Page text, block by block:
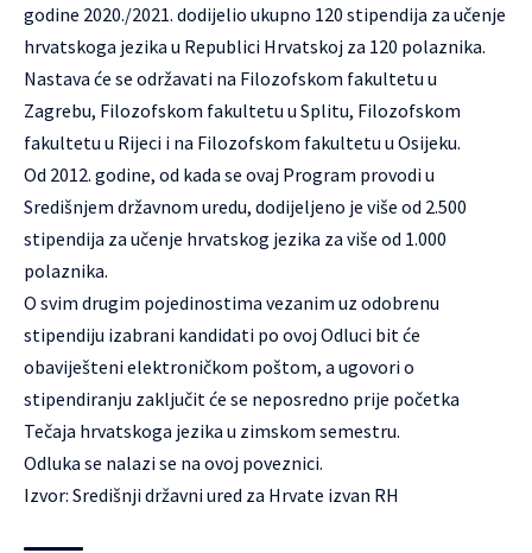
godine 2020./2021. dodijelio ukupno 120 stipendija za učenje
hrvatskoga jezika u Republici Hrvatskoj za 120 polaznika.
Nastava će se održavati na Filozofskom fakultetu u
Zagrebu, Filozofskom fakultetu u Splitu, Filozofskom
fakultetu u Rijeci i na Filozofskom fakultetu u Osijeku.
Od 2012. godine, od kada se ovaj Program provodi u
Središnjem državnom uredu, dodijeljeno je više od 2.500
stipendija za učenje hrvatskog jezika za više od 1.000
polaznika.
O svim drugim pojedinostima vezanim uz odobrenu
stipendiju izabrani kandidati po ovoj Odluci bit će
obaviješteni elektroničkom poštom, a ugovori o
stipendiranju zaključit će se neposredno prije početka
Tečaja hrvatskoga jezika u zimskom semestru.
Odluka se nalazi se na ovoj poveznici.
Izvor: Središnji državni ured za Hrvate izvan RH